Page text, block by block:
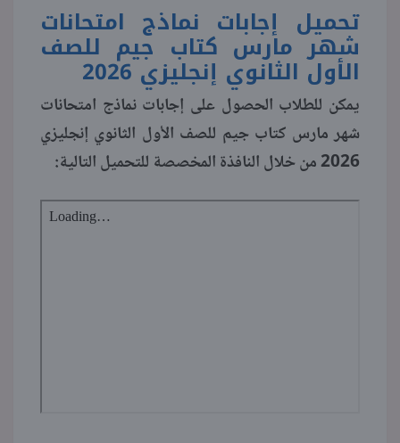
تحميل إجابات نماذج امتحانات
شهر مارس كتاب جيم للصف
الأول الثانوي إنجليزي 2026
يمكن للطلاب الحصول على إجابات نماذج امتحانات
شهر مارس كتاب جيم للصف الأول الثانوي إنجليزي
2026 من خلال النافذة المخصصة للتحميل التالية: